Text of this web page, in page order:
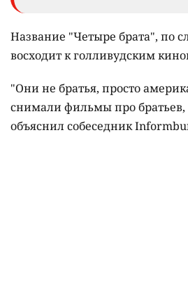
Название "Четыре брата", по
восходит к голливудским
"Они не братья, просто
снимали фильмы про братьев,
объяснил собеседник